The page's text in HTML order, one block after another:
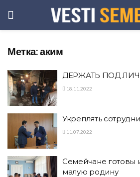
Метка:аким
ДЕРЖАТЬ ПОД
18.11.2022
Укреплять
11.07.2022
Семейчане готовы
малую родину